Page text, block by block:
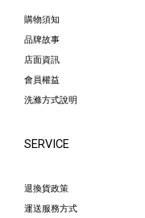
購物須知
品牌故事
店面資訊
會員權益
洗滌方式說明
SERVICE
退換貨政策
運送服務方式